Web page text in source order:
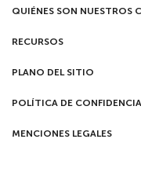
QUIÉNES SON NUESTROS
RECURSOS
PLANO DEL SITIO
POLÍTICA DE
MENCIONES LEGALES